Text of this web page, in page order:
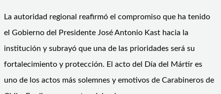
La autoridad regional reafirmó el compromiso que ha tenido
el Gobierno del Presidente José Antonio Kast hacia la
institución y subrayó que una de las prioridades será su
fortalecimiento y protección. El acto del Día del Mártir es
uno de los actos más solemnes y emotivos de Carabineros de